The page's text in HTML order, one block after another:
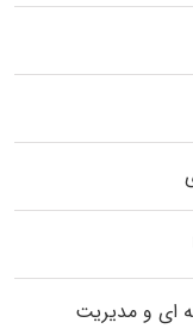
ای و مدیریت